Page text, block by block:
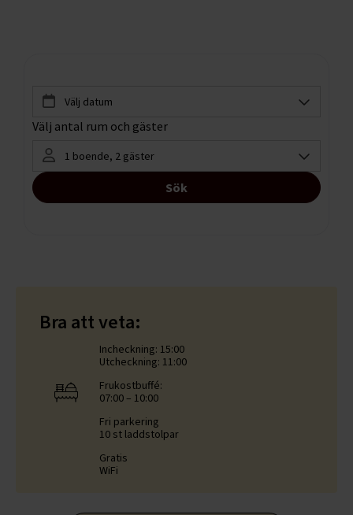
Bra att veta:
Incheckning: 15:00
Utcheckning: 11:00
Frukostbuffé:
07:00 – 10:00
Fri parkering
10 st laddstolpar
Gratis
WiFi